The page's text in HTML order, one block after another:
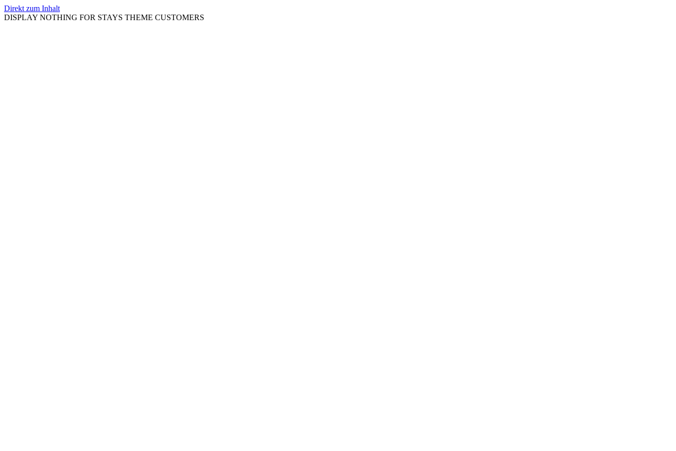
Direkt zum Inhalt
DISPLAY NOTHING FOR STAYS THEME CUSTOMERS